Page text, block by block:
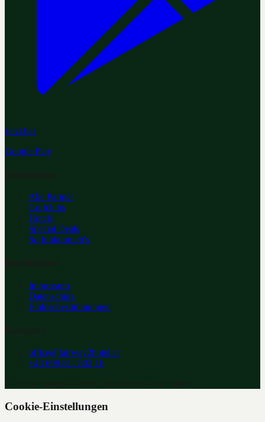
Jetzt bei
Google Play
Alle Partner
Golfclubs
Hotels
Special Deals
So funktioniert's
Impressum
Datenschutz
Einlösebestimmungen
office@fairway2hotel.at
+43 699 811 802 16
Cookie-Einstellungen